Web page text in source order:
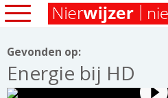
Gevonden op:
Energie bij HD